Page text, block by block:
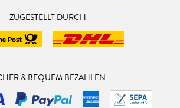
ZUGESTELLT DURCH
& BEQUEM BEZAHLEN